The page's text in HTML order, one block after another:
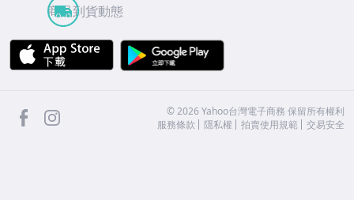
商品到貨動態
APP Store
facebook ©2026 Yahoo台灣電子商務 保留所有權利
服務條款
隱私權 拍賣使用規範 交易安全